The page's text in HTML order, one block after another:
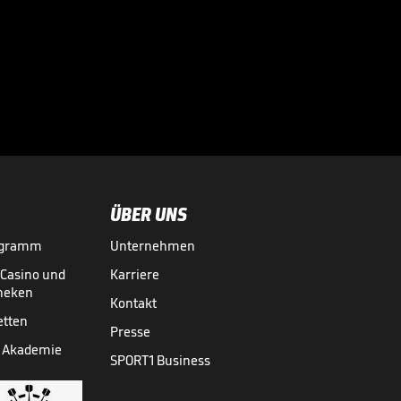
und
Akademie
ÜBER UNS
Unternehmen
Karriere
Kontakt
Presse
SPORT1 Business